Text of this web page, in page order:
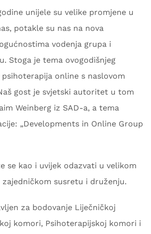
unijele su velike promjene u
potakle su nas na nova
vodenja grupa i
Stoga je tema ovogodišnjeg
online s naslovom
gost je svjetski autoritet u tom
Weinberg iz SAD-a, a tema
„Developments in Online Group
se kao i uvijek odazvati u velikom
zajedničkom susretu i druženju.
za bodovanje Liječničkoj
komori, Psihoterapijskoj komori i